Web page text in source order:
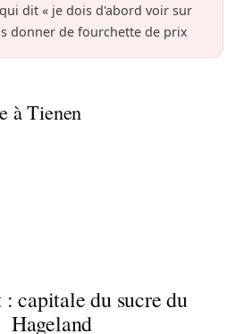
dit « je dois d'abord voir sur
donner de fourchette de prix
à Tienen
capitale du sucre du
Hageland